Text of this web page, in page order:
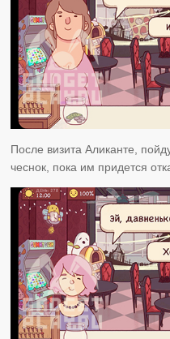
После визита Аликанте,
чеснок, пока им придется